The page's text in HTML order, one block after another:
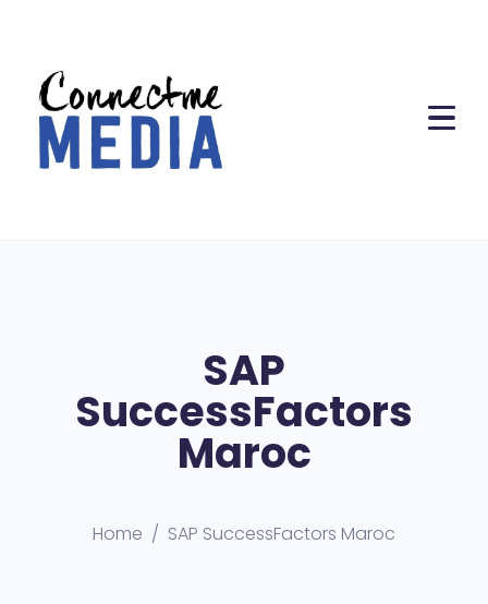
SAP
SuccessFactors
Maroc
Home SAP SuccessFactors Maroc